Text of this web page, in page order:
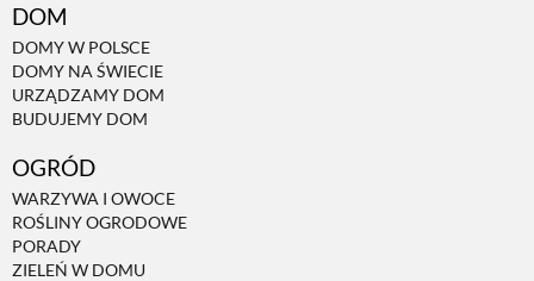
DOM
DOMY W POLSCE
DOMY NA ŚWIECIE
URZĄDZAMY DOM
BUDUJEMY DOM
OGRÓD
WARZYWA I OWOCE
ROŚLINY OGRODOWE
PORADY
ZIELEŃ W DOMU